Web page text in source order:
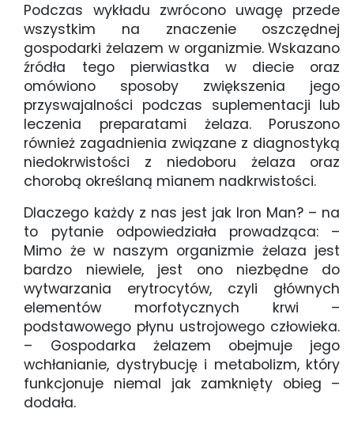
Podczas wykładu zwrócono uwagę przede
wszystkim na znaczenie oszczędnej
gospodarki żelazem w organizmie. Wskazano
źródła tego pierwiastka w diecie oraz
omówiono sposoby zwiększenia jego
przyswajalności podczas suplementacji lub
leczenia preparatami żelaza. Poruszono
również zagadnienia związane z diagnostyką
niedokrwistości z niedoboru żelaza oraz
chorobą określaną mianem nadkrwistości.
Dlaczego każdy z nas jest jak Iron Man? – na
to pytanie odpowiedziała prowadząca: –
Mimo że w naszym organizmie żelaza jest
bardzo niewiele, jest ono niezbędne do
wytwarzania erytrocytów, czyli głównych
elementów morfotycznych krwi –
podstawowego płynu ustrojowego człowieka.
– Gospodarka żelazem obejmuje jego
wchłanianie, dystrybucję i metabolizm, który
funkcjonuje niemal jak zamknięty obieg –
dodała.